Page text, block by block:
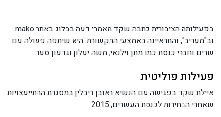
בפעילותה הציבורית כתבה שקד מאמרי דעה בבלוג באתר mako
וב"מעריב", והתראיינה באמצעי התקשורת. היא שיתפה פעולה עם
שרים וחברי כנסת כמו מתן וילנאי, משה יעלון וגדעון סער.
פעילות פוליטית
איילת שקד בפגישה עם הנשיא ראובן ריבלין במסגרת ההתייעצויות
שאחרי הבחירות לכנסת העשרים, 2015